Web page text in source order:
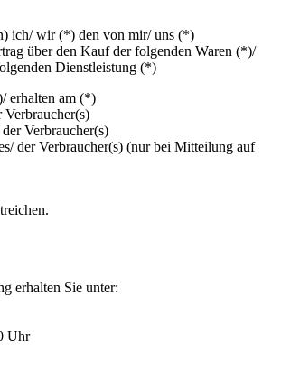
ich/ wir (*) den von mir/ uns (*)
über den Kauf der folgenden Waren (*)/
Dienstleistung (*)
erhalten am (*)
Verbraucher(s)
Verbraucher(s)
der Verbraucher(s) (nur bei Mitteilung auf
erhalten Sie unter:
Uhr